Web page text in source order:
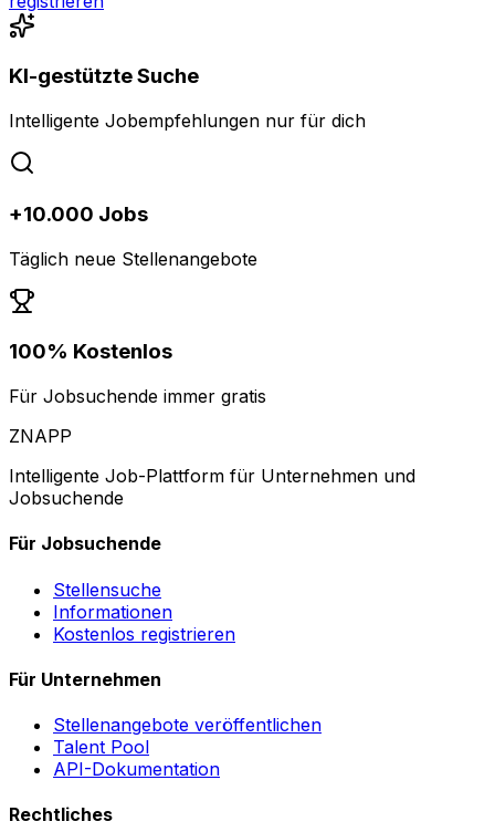
KI-gestützte Suche
Intelligente Jobempfehlungen nur für dich
+10.000 Jobs
Täglich neue Stellenangebote
100% Kostenlos
Für Jobsuchende immer gratis
ZNAPP
Intelligente Job-Plattform für Unternehmen und
Jobsuchende
Für Jobsuchende
Stellensuche
Informationen
Kostenlos registrieren
Für Unternehmen
Stellenangebote veröffentlichen
Talent Pool
API-Dokumentation
Rechtliches